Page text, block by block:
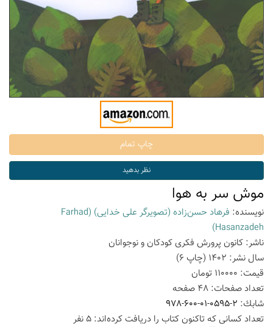
موش سر به هوا
نویسنده: فرهاد حسن‌زاده (تصویرگر علی خدایی) (Farhad
Hasanzadeh)
ناشر: کانون پرورش فکری کودکان و نوجوانان
سال نشر: 1402 (چاپ 6
)
قیمت: 110000 تومان
تعداد صفحات: 48 صفحه
شابك: 978-600-01-0595-2
تعداد كسانی كه تاكنون كتاب را دریافت كرده‌اند: 5 نفر